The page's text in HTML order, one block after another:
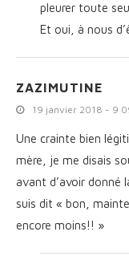
pleurer toute
Et oui, à nous
ZAZIMUTINE
19 janvier 2018 - 9
Une crainte bien
mère, je me disais
avant d’avoir donné
suis dit « bon,
encore moins!! »